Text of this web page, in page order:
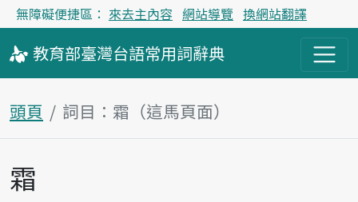
無障礙便捷區： 來去主內容 網站導覽 換網站翻譯
教育部臺灣台語常用詞辭典
頭頁 詞目：霜（這馬頁面）
主內容區
霜